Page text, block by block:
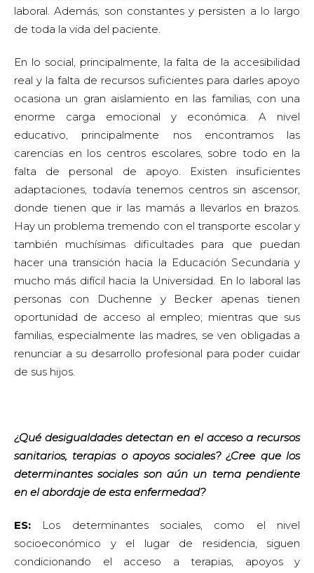
laboral. Además, son constantes y persisten a lo largo
de toda la vida del paciente.
En lo social, principalmente, la falta de la accesibilidad
real y la falta de recursos suficientes para darles apoyo
ocasiona un gran aislamiento en las familias, con una
enorme carga emocional y económica. A nivel
educativo, principalmente nos encontramos las
carencias en los centros escolares, sobre todo en la
falta de personal de apoyo. Existen insuficientes
adaptaciones, todavía tenemos centros sin ascensor,
donde tienen que ir las mamás a llevarlos en brazos.
Hay un problema tremendo con el transporte escolar y
también muchísimas dificultades para que puedan
hacer una transición hacia la Educación Secundaria y
mucho más difícil hacia la Universidad. En lo laboral las
personas con Duchenne y Becker apenas tienen
oportunidad de acceso al empleo; mientras que sus
familias, especialmente las madres, se ven obligadas a
renunciar a su desarrollo profesional para poder cuidar
de sus hijos.
¿Qué desigualdades detectan en el acceso a recursos
sanitarios, terapias o apoyos sociales? ¿Cree que los
determinantes sociales son aún un tema pendiente
en el abordaje de esta enfermedad?
ES: Los determinantes sociales, como el nivel
socioeconómico y el lugar de residencia, siguen
condicionando el acceso a terapias, apoyos y